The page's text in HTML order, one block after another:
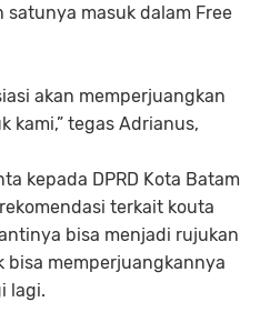
satunya masuk dalam Free
akan memperjuangkan
kami,” tegas Adrianus,
kepada DPRD Kota Batam
terkait kouta
bisa menjadi rujukan
memperjuangkannya
lagi.